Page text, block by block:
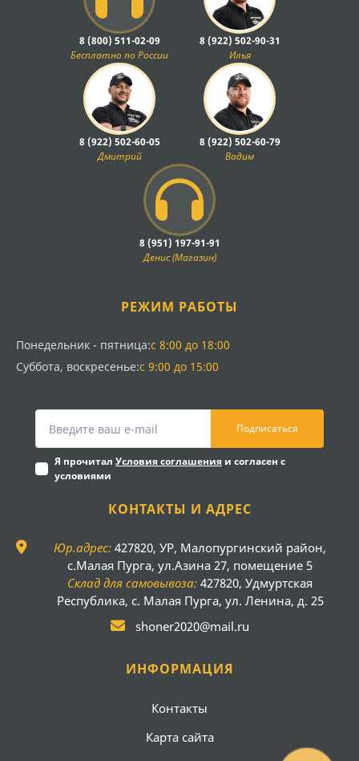
8 (800) 511-02-09
Бесплатно по России
8 (922) 502-90-31
Илья
8 (922) 502-60-05
Дмитрий
8 (922) 502-60-79
Вадим
8 (951) 197-91-91
Денис (Магазин)
РЕЖИМ РАБОТЫ
Понедельник - пятница:с 8:00 до 18:00
Суббота, воскресенье:с 9:00 до 15:00
Подписаться
Я прочитал Условия соглашения и согласен с
условиями
КОНТАКТЫ И АДРЕС
Юр.адрес: 427820, УР, Малопургинский район,
с.Малая Пурга, ул.Азина 27, помещение 5
Склад для самовывоза: 427820, Удмуртская
Республика, с. Малая Пурга, ул. Ленина, д. 25
shoner2020@mail.ru
ИНФОРМАЦИЯ
Контакты
Карта сайта